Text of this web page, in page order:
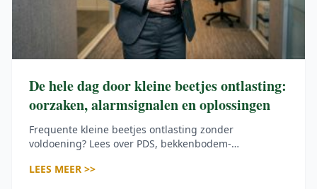
De hele dag door kleine beetjes ontlasting:
oorzaken, alarmsignalen en oplossingen
Frequente kleine beetjes ontlasting zonder
voldoening? Lees over PDS, bekkenbodem-
alarmsymptomen en ontdek wat u vandaag al kunt
LEES MEER >>